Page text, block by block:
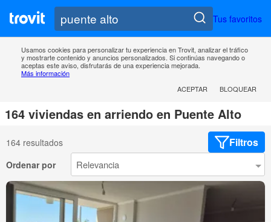
Tus favoritos
Usamos cookies para personalizar tu experiencia en Trovit, analizar el tráfico
y mostrarte contenido y anuncios personalizados. Si continúas navegando o
aceptas este aviso, disfrutarás de una experiencia mejorada.
Más información
ACEPTAR
BLOQUEAR
164 viviendas en arriendo en Puente Alto
164 resultados Filtros
Ordenar por